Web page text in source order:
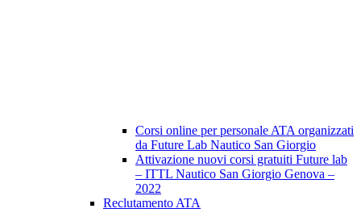
Corsi online per personale ATA organizzati
da Future Lab Nautico San Giorgio
Attivazione nuovi corsi gratuiti Future lab
– ITTL Nautico San Giorgio Genova –
2022
Reclutamento ATA